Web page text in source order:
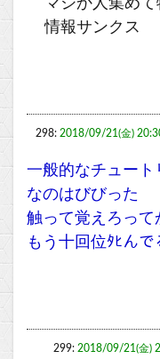
マジか人集めて
情報サンクス
298: 2018/09/21(金)
一般的なチュー
なのはびびった
触って覚えろって
もう十回位ﾀﾋんで
299: 2018/09/21(金)